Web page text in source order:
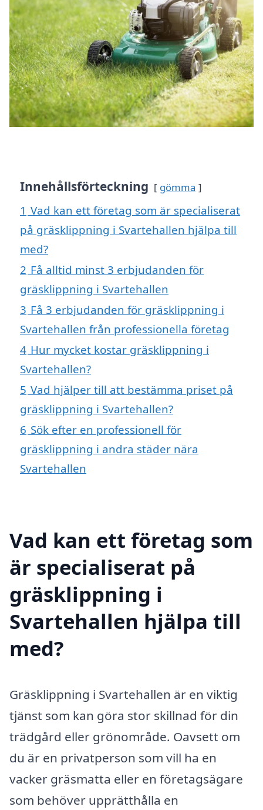
Innehållsförteckning gömma
1 Vad kan ett företag som är specialiserat
på gräsklippning i Svartehallen hjälpa till
med?
2 Få alltid minst 3 erbjudanden för
gräsklippning i Svartehallen
3 Få 3 erbjudanden för gräsklippning i
Svartehallen från professionella företag
4 Hur mycket kostar gräsklippning i
Svartehallen?
5 Vad hjälper till att bestämma priset på
gräsklippning i Svartehallen?
6 Sök efter en professionell för
gräsklippning i andra städer nära
Svartehallen
Vad kan ett företag som
är specialiserat på
gräsklippning i
Svartehallen hjälpa till
med?
Gräsklippning i Svartehallen är en viktig
tjänst som kan göra stor skillnad för din
trädgård eller grönområde. Oavsett om
du är en privatperson som vill ha en
vacker gräsmatta eller en företagsägare
som behöver upprätthålla en